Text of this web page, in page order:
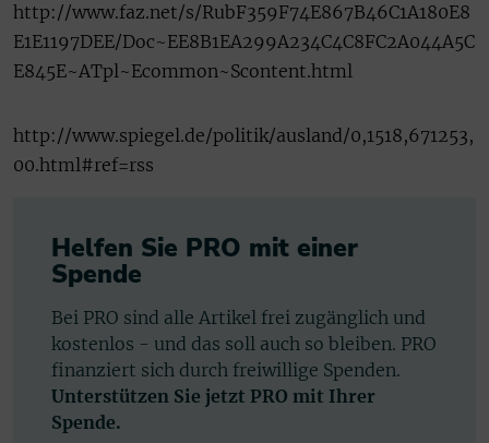
http://www.faz.net/s/RubF359F74E867B46C1A180E8
E1E1197DEE/Doc~EE8B1EA299A234C4C8FC2A044A5C
E845E~ATpl~Ecommon~Scontent.html
http://www.spiegel.de/politik/ausland/0,1518,671253,
00.html#ref=rss
Helfen Sie PRO mit einer
Spende
Bei PRO sind alle Artikel frei zugänglich und
kostenlos - und das soll auch so bleiben. PRO
finanziert sich durch freiwillige Spenden.
Unterstützen Sie jetzt PRO mit Ihrer
Spende.